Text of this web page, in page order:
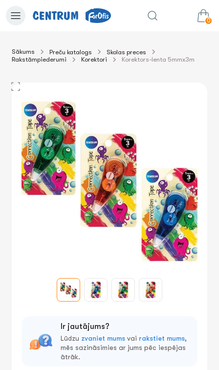
0
uz grozu Summa:0.00€
Sākums Preču katalogs
Skolas preces
Rakstāmpiederumi
Korektori Korektors-lenta 5mmx3m
Ir jautājums?
Lūdzu zvaniet mums vai rakstiet mums,
mēs sazināsimies ar jums pēc iespējas
ātrāk.